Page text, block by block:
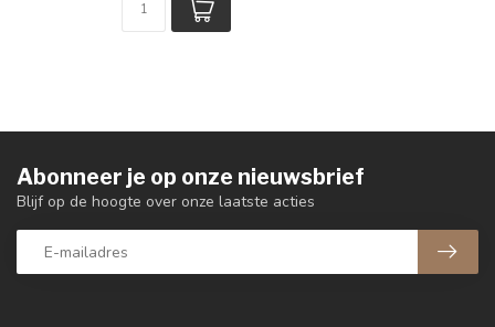
Abonneer je op onze nieuwsbrief
Blijf op de hoogte over onze laatste acties